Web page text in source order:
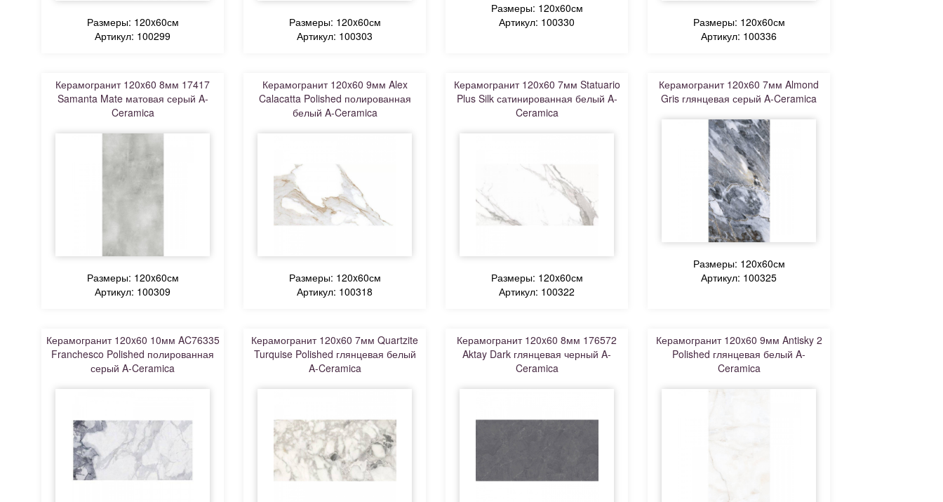
Размеры: 120x60см
Артикул: 100299
Размеры: 120x60см
Артикул: 100303
Размеры: 120x60см
Артикул: 100330
Размеры: 120x60см
Артикул: 100336
Керамогранит 120x60 8мм 17417
Samanta Mate матовая серый A-
Ceramica
Размеры: 120x60см
Артикул: 100309
Керамогранит 120x60 9мм Alex
Calacatta Polished полированная
белый A-Ceramica
Размеры: 120x60см
Артикул: 100318
Керамогранит 120x60 7мм Statuario
Plus Silk сатинированная белый A-
Ceramica
Размеры: 120x60см
Артикул: 100322
Керамогранит 120x60 7мм Almond
Gris глянцевая серый A-Ceramica
Размеры: 120x60см
Артикул: 100325
Керамогранит 120x60 10мм AC76335
Franchesco Polished полированная
серый A-Ceramica
Керамогранит 120x60 7мм Quartzite
Turquise Polished глянцевая белый
A-Ceramica
Керамогранит 120x60 8мм 176572
Aktay Dark глянцевая черный A-
Ceramica
Керамогранит 120x60 9мм Antisky 2
Polished глянцевая белый A-
Ceramica